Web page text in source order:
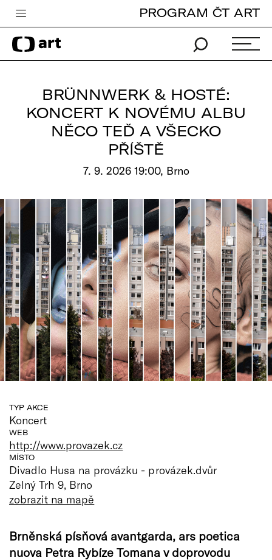
Česká televize
Zpravodajství
iVysílání
TV program
Vše o ČT
PROGRAM ČT ART
BRÜNNWERK & HOSTÉ:
KONCERT K NOVÉMU ALBU
NĚCO TEĎ A VŠECKO
PŘÍŠTĚ
7. 9. 2026 19:00, Brno
TYP AKCE
Koncert
WEB
http://www.provazek.cz
MÍSTO
Divadlo Husa na provázku - provázek.dvůr
Zelný Trh 9, Brno
zobrazit na mapě
Brněnská písňová avantgarda, ars poetica
nuova Petra Rybíze Tomana v doprovodu